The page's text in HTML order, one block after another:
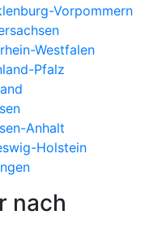
Vorpommern
Westfalen
Pfalz
Anhalt
Holstein
nach